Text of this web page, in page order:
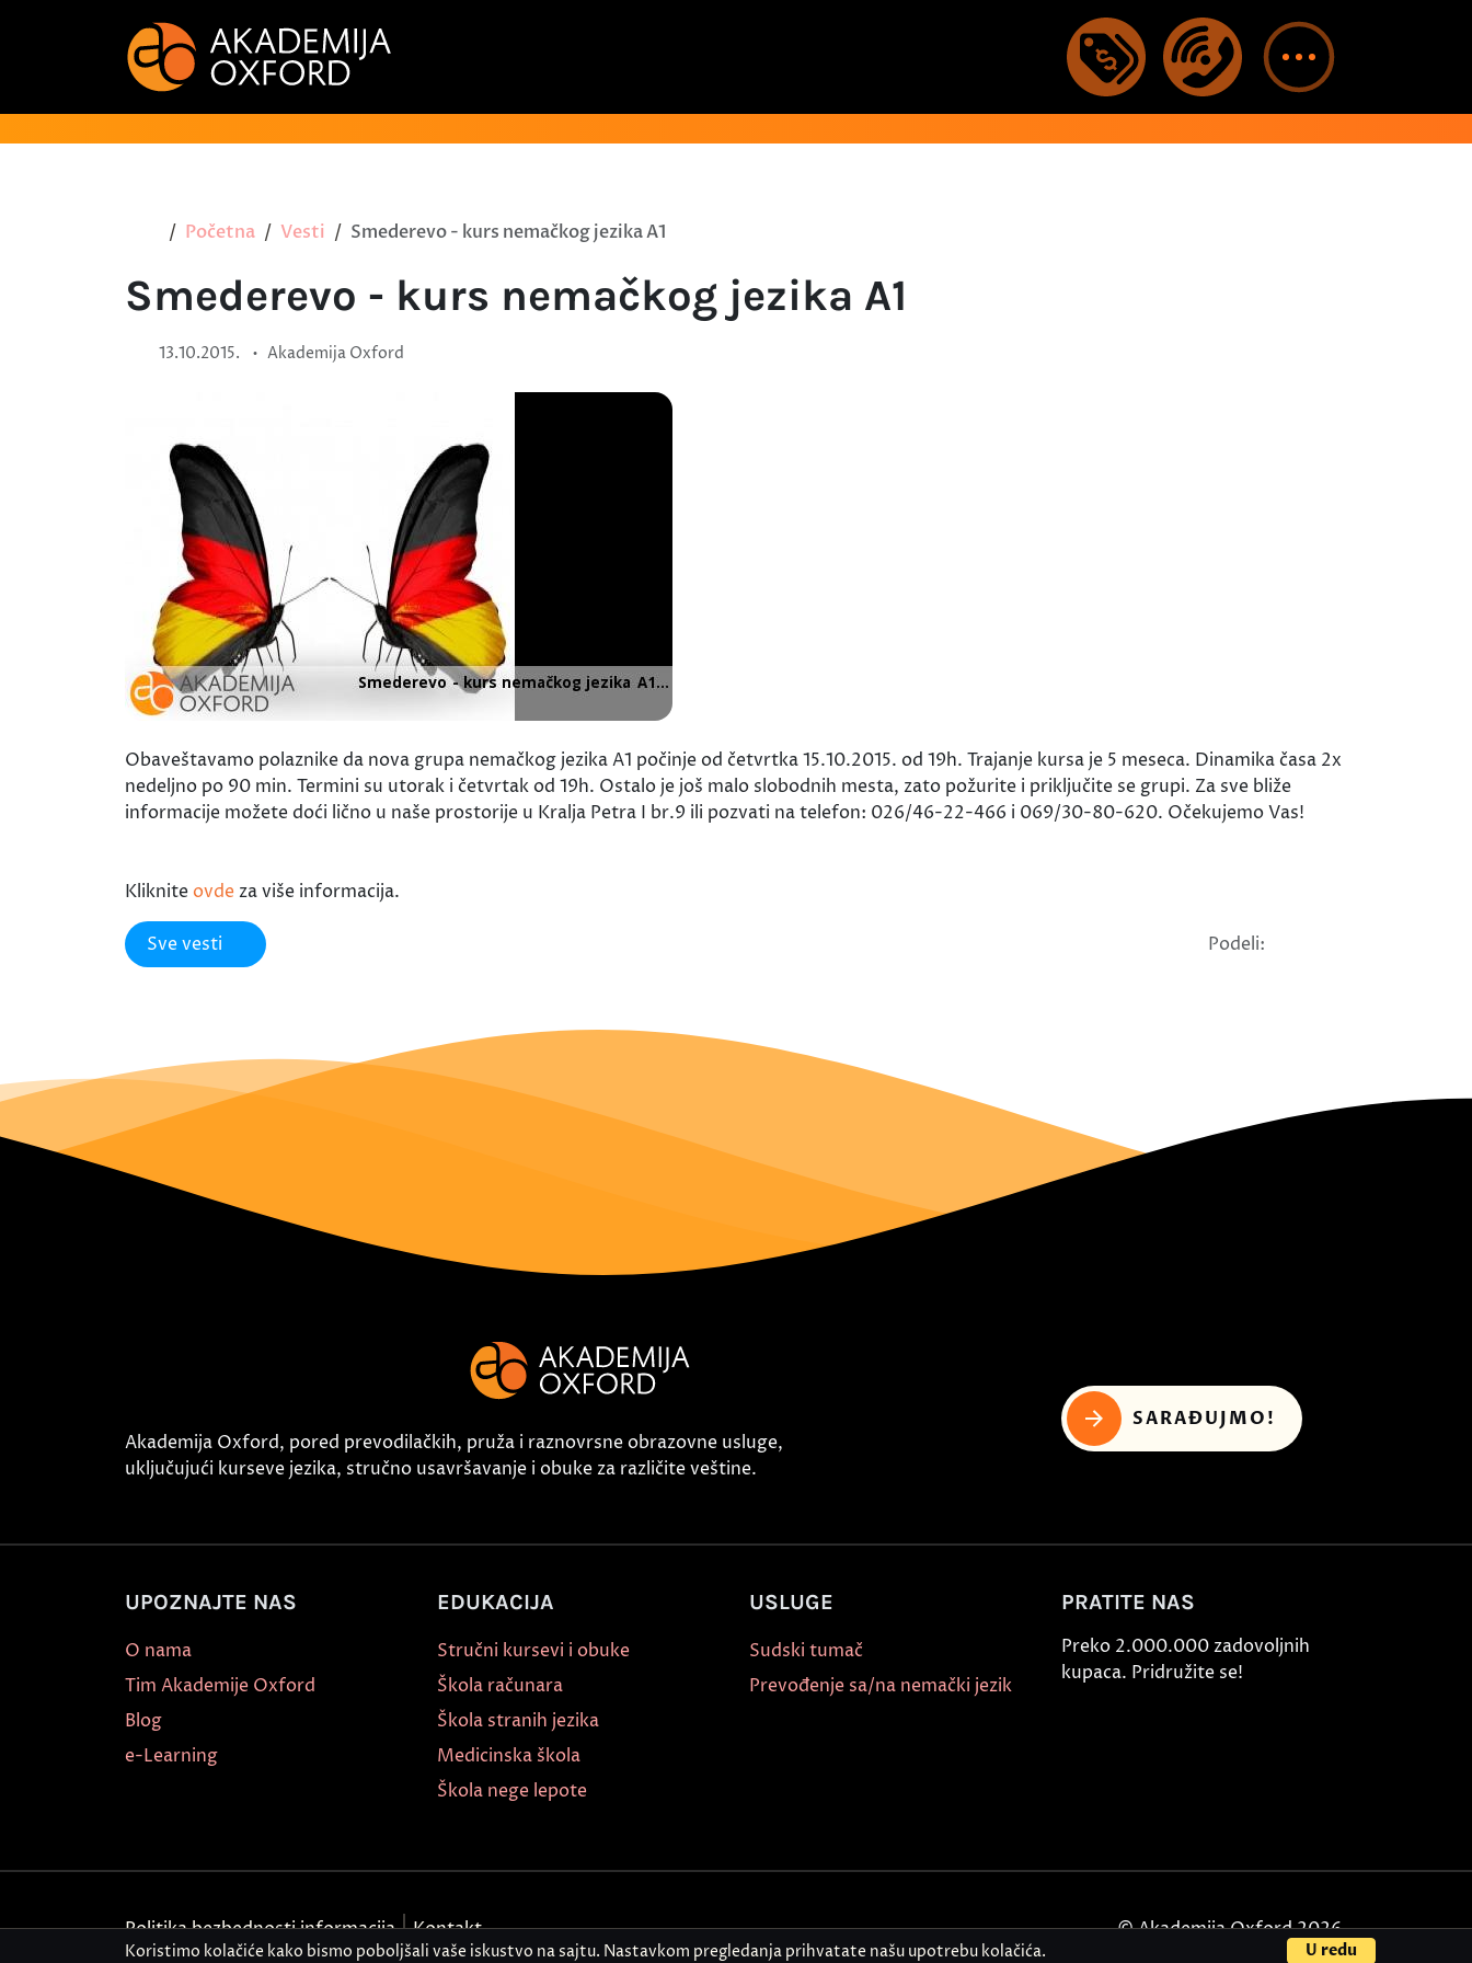
Početna Vesti Smederevo - kurs nemačkog jezika A1
Smederevo - kurs nemačkog jezika A1
13.10.2015. • Akademija Oxford
Obaveštavamo polaznike da nova grupa nemačkog jezika A1 počinje od četvrtka 15.10.2015. od 19h. Trajanje kursa je 5 meseca. Dinamika časa 2x
nedeljno po 90 min. Termini su utorak i četvrtak od 19h. Ostalo je još malo slobodnih mesta, zato požurite i priključite se grupi. Za sve bliže
informacije možete doći lično u naše prostorije u Kralja Petra I br.9 ili pozvati na telefon: 026/46-22-466 i 069/30-80-620. Očekujemo Vas!
Kliknite ovde za više informacija.
Sve vesti Podeli:
Akademija Oxford, pored prevodilačkih, pruža i raznovrsne obrazovne usluge,
uključujući kurseve jezika, stručno usavršavanje i obuke za različite veštine.
SARAĐUJMO!
UPOZNAJTE NAS
O nama
Tim Akademije Oxford
Blog
e-Learning
EDUKACIJA
Stručni kursevi i obuke
Škola računara
Škola stranih jezika
Medicinska škola
Škola nege lepote
USLUGE
Sudski tumač
Prevođenje sa/na nemački jezik
PRATITE NAS
Preko 2.000.000 zadovoljnih
kupaca. Pridružite se!
Politika bezbednosti informacija Kontakt © Akademija Oxford 2026.
Koristimo kolačiće kako bismo poboljšali vaše iskustvo na sajtu. Nastavkom pregledanja prihvatate našu upotrebu kolačića. U redu